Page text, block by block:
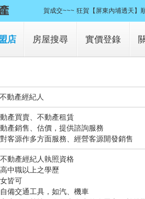
賀成交~~~ 狂賀【屏東內埔透天】
賀成交~~~ 狂賀【陽明學區大樓】
賀成交~~~ 狂賀【澄清湖套房】順
賀成交~~~ 狂賀【中山東路大樓】
店 房屋搜尋 實價登錄
動產經紀人
產買賣、不動產租賃
產銷售、估價，提供諮詢服務
客源作多方面服務、經營客源開發銷售
動產經紀人執照資格
中職以上之學歷
皆可
備交通工具，如汽、機車